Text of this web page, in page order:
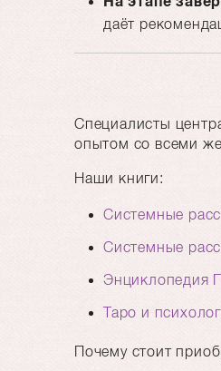
даёт
Специалисты
опытом со всеми
Наши книги:
Системные
Системные
Энциклопедия
Таро и
Почему стоит